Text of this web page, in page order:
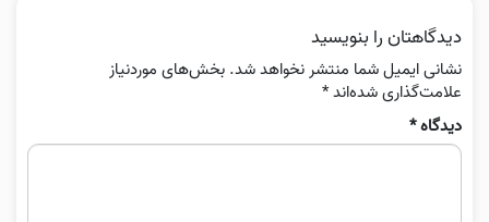
دیدگاهتان را بنویسید
نشانی ایمیل شما منتشر نخواهد شد. بخش‌های موردنیاز
علامت‌گذاری شده‌اند*
دیدگاه*